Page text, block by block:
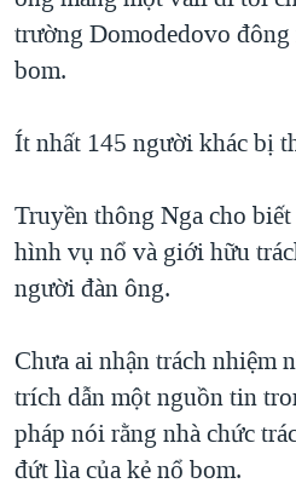
trường Domodedovo
bom.
Ít nhất 145 người khác bị
Truyền thông Nga cho
hình vụ nổ và giới hữu
người đàn ông.
Chưa ai nhận trách nhiệm
trích dẫn một nguồn tin
pháp nói rằng nhà chức
đứt lìa của kẻ nổ bom.